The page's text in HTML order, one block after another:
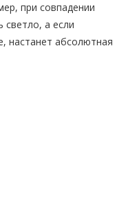
при совпадении
светло, а если
настанет абсолютная